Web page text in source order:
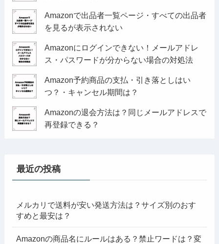
Amazonで出品者一覧ページ・すべての出品者
を見るが表示されない
Amazonにログインできない！メールアドレ
ス・パスワードが分からない場合の対処法
Amazon予約商品の支払・引き落としはい
つ？・キャンセル期間は？
Amazonの退会方法は？同じメールアドレスで
再登録できる？
最近の投稿
メルカリで送料が安い発送方法は？サイズ別のおす
すめと最安は？
Amazonの商品名にルールはある？禁止ワードは？変